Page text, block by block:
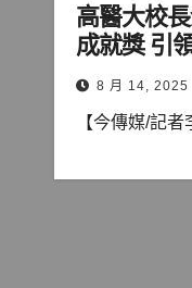
高醫大校
成就獎 引
8 月 14, 2025
【今傳媒/記